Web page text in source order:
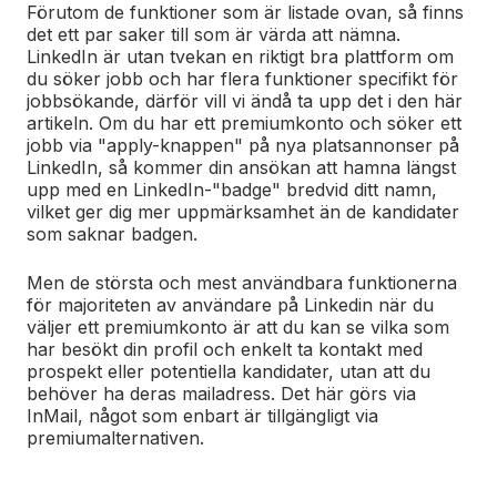
Förutom de funktioner som är listade ovan, så finns
det ett par saker till som är värda att nämna.
LinkedIn är utan tvekan en riktigt bra plattform om
du söker jobb och har flera funktioner specifikt för
jobbsökande, därför vill vi ändå ta upp det i den här
artikeln. Om du har ett premiumkonto och söker ett
jobb via "apply-knappen" på nya platsannonser på
LinkedIn, så kommer din ansökan att hamna längst
upp med en LinkedIn-"badge" bredvid ditt namn,
vilket ger dig mer uppmärksamhet än de kandidater
som saknar badgen.
Men de största och mest användbara funktionerna
för majoriteten av användare på Linkedin när du
väljer ett premiumkonto är att du kan se vilka som
har besökt din profil och enkelt ta kontakt med
prospekt eller potentiella kandidater, utan att du
behöver ha deras mailadress. Det här görs via
InMail, något som enbart är tillgängligt via
premiumalternativen.